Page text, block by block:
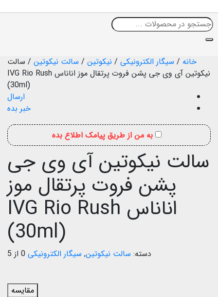
خانه / سیگار الکترونیکی / نیکوتین / سالت نیکوتین / سالت
نیکوتین آی وی جی پشن فروت پرتقال موز اناناس IVG Rio Rush
(30ml)
ارسال
خبر بده
به من از طریق پیامک اطلاع بده
سالت نیکوتین آی وی جی
پشن فروت پرتقال موز
اناناس IVG Rio Rush
(30ml)
دسته: سالت نیکوتین, سیگار الکترونیکی 0 از 5
مقایسه